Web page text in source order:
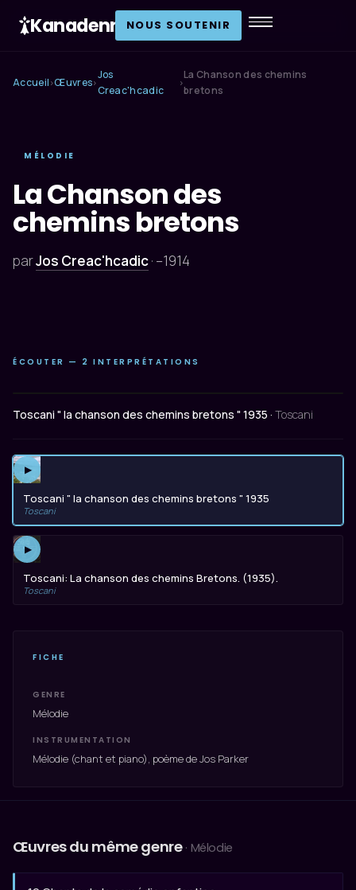
Kanadenn NOUS SOUTENIR
Accueil ›Œuvres›
Jos
Creac'hcadic
›
La Chanson des chemins
bretons
MÉLODIE
La Chanson des
chemins bretons
parJos Creac'hcadic· –1914
ÉCOUTER — 2 INTERPRÉTATIONS
Toscani " la chanson des chemins bretons " 1935 · Toscani
▶
Toscani " la chanson des chemins bretons " 1935
Toscani
▶
Toscani: La chanson des chemins Bretons. (1935).
Toscani
FICHE
GENRE
Mélodie
INSTRUMENTATION
Mélodie (chant et piano), poème de Jos Parker
Œuvres du même genre · Mélodie